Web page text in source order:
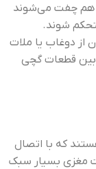
هم چفت می‌شوند
شوند.
از دوغاب یا ملات
بین قطعات گچی
که با اتصال
مغزی بسیار سبک